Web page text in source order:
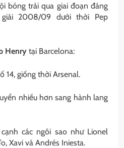
bóng trải qua giai đoạn đáng
2008/09 dưới thời Pep
Henry tại Barcelona:
14, giống thời Arsenal.
nhiều hơn sang hành lang
các ngôi sao như Lionel
Xavi và Andrés Iniesta.